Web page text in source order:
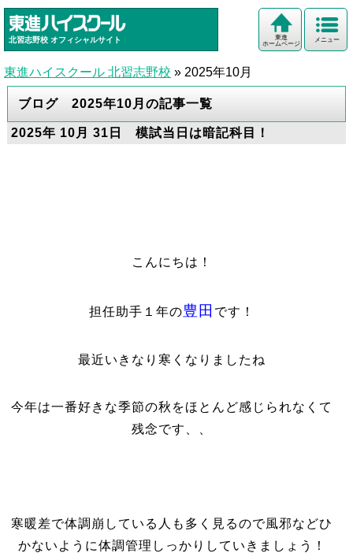
北習志野校 オフィシャルサイト メニュー
東進
ホームページ
東進ハイスクール 北習志野校 » 2025年10月
ブログ 2025年10月の記事一覧
2025年 10月 31日 模試当日は暗記科目！
こんにちは！
担任助手１年の豊田 です！
最近いきなり寒くなりましたね
今年は一番好きな季節の秋をほとんど感じられなくて
残念です、、
寒暖差で体調崩している人も多く見るので風邪などひ
かないように体調管理しっかりしていきましょう！